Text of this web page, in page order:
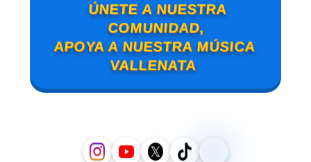
ÚNETE A NUESTRA
COMUNIDAD,
APOYA A NUESTRA MÚSICA
VALLENATA